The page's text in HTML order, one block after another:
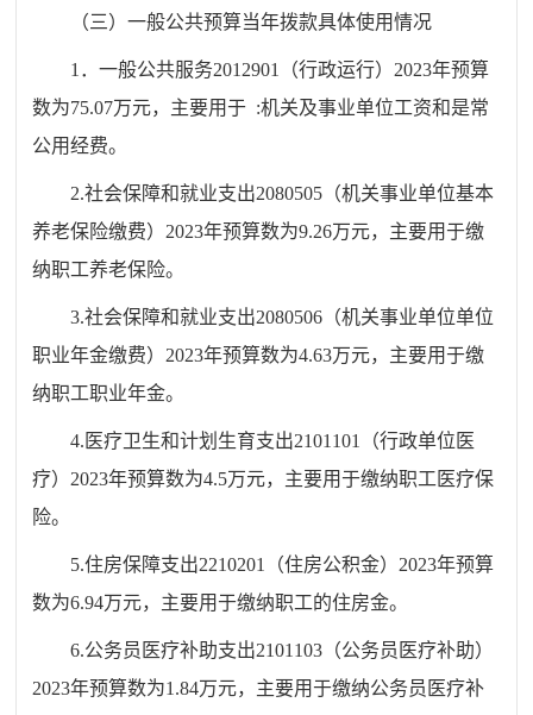
（三）一般公共预算当年拨款具体使用情况
1 ．一般公共服务2012901 （行政运行） 2023年预算
数为75.07万元，主要用于 :机关及事业单位工资和是常
公用经费。
2.社会保障和就业支出2080505（机关事业单位基本
养老保险缴费） 2023年预算数为9.26万元，主要用于缴
纳职工养老保险。
3.社会保障和就业支出2080506（机关事业单位单位
职业年金缴费） 2023年预算数为4.63万元，主要用于缴
纳职工职业年金。
4.医疗卫生和计划生育支出2101101（行政单位医
疗） 2023年预算数为4.5万元，主要用于缴纳职工医疗保
险。
5.住房保障支出2210201（住房公积金） 2023年预算
数为6.94万元，主要用于缴纳职工的住房金。
6.公务员医疗补助支出2101103（公务员医疗补助）
2023年预算数为1.84万元，主要用于缴纳公务员医疗补